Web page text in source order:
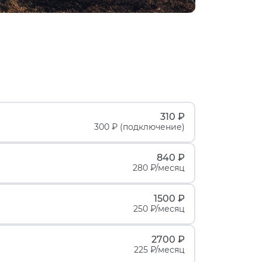
310 ₽
300 ₽ (подключение)
840 ₽
280 ₽/месяц
1500 ₽
250 ₽/месяц
2700 ₽
225 ₽/месяц